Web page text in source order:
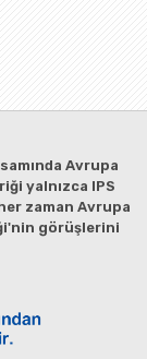
Avrupa
yalnızca IPS
zaman Avrupa
görüşlerini